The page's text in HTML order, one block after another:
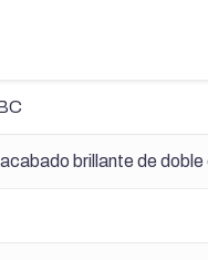
brillante de doble